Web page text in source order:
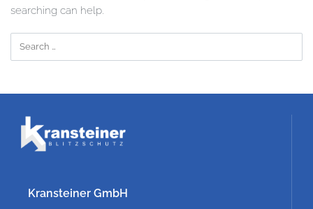
searching can help.
Kransteiner GmbH